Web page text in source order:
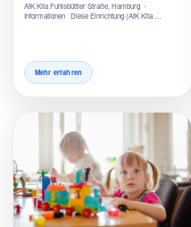
AfK Kita Fuhlsbüttler Straße, Hamburg -
Informationen Diese Einrichtung (AfK Kita …
Mehr erfahren